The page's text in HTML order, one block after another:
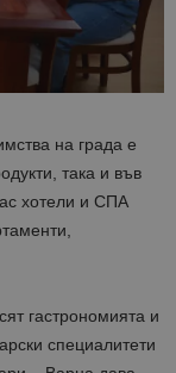
на града е
така и във
хотели и СПА
гастрономията и
специалитети